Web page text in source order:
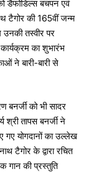
डैफोडिल्स‌ बचपन एवं
टैगोर की 165वीं जन्म‌
उनकी तस्वीर पर
‌कार्यक्रम‌‌ का‌ शुभारंभ
ने ‌बारी-बारी से
बनर्जी को भी सादर
श्री तापस बनर्जी ने
गए योगदानों ‌का‌ उल्लेख
टैगोर ‌के द्वारा रचित
‌गान की प्रस्तुति